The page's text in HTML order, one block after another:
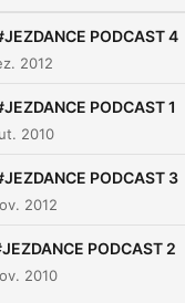
PODCAST 4
2012
PODCAST 1
2010
PODCAST 3
2012
PODCAST 2
2010